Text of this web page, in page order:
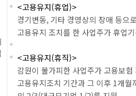
<고용유지(휴업)>
경기변동, 기타 경영상의 장애 등으
고용유지 조치를 한 사업주가 휴업
<고용유지(휴직)>
감원이 불가피한 사업주가 고용보
고용유지조치 기간과 그 이후 1개